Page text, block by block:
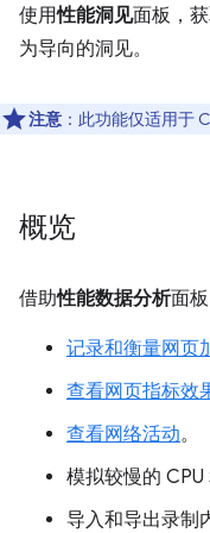
使用性能洞见面板，
为导向的洞见。
注意 ：此功能仅适用于
概览
借助性能数据分析面
记录和衡量网页
查看网页指标效
查看网络活动。
模拟较慢的 CPU
导入和导出录制